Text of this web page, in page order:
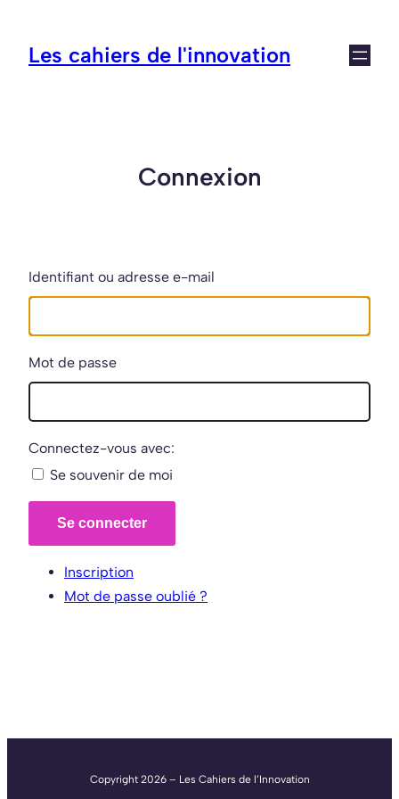
contenu
Les cahiers de l'innovation
Connexion
Identifiant ou adresse e-mail
Mot de passe
Connectez-vous avec:
Se souvenir de moi
Se connecter
Inscription
Mot de passe oublié ?
Copyright 2026 – Les Cahiers de l’Innovation